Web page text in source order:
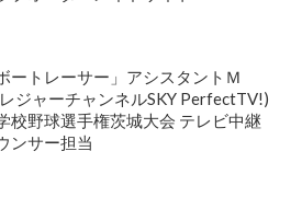
ートレーサー」アシスタントＭ
ジャーチャンネルSKY PerfectTV!)
校野球選手権茨城大会 テレビ中継
ンサー担当